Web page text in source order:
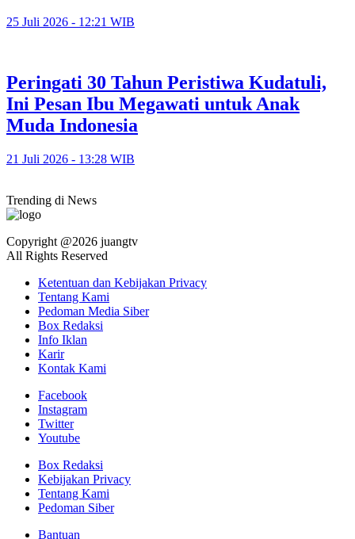
25 Juli 2026 - 12:21 WIB
Peringati 30 Tahun Peristiwa Kudatuli,
Ini Pesan Ibu Megawati untuk Anak
Muda Indonesia
21 Juli 2026 - 13:28 WIB
Trending di News
Copyright @2026 juangtv
All Rights Reserved
Ketentuan dan Kebijakan Privacy
Tentang Kami
Pedoman Media Siber
Box Redaksi
Info Iklan
Karir
Kontak Kami
Facebook
Instagram
Twitter
Youtube
Box Redaksi
Kebijakan Privacy
Tentang Kami
Pedoman Siber
Bantuan